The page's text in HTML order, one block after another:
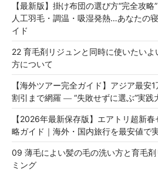
【最新版】掛け布団の選び方“完全攻
人工羽毛・調温・吸湿発熱…あなたの
イド
22 育毛剤リジュンと同時に使いたい
方について
【海外ツアー完全ガイド】アジア最安
割引まで網羅 ― “失敗せずに選ぶ”実践
【2026年最新保存版】エアトリ超新
略ガイド｜海外・国内旅行を最安値で
09 薄毛によい髪の毛の洗い方と育毛
ミング